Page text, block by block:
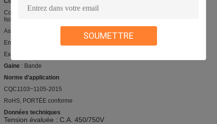
SOUMETTRE
Conducteur : cuivre échoué, étamé ou nu
Isolation : Élastomère thermoplastique
Assemblée : 10~70 (2~5cores) +0.5~0.75 (P) (1~10cores)
Enveloppe non-tissée
Examiné : tresse de cuivre nue ou bidon
Gaine : Bande
Norme d'application
CQC1103~1105-2015
RoHS, PORTÉE conforme
Données techniques
Tension évaluée : C.A. 450/750V